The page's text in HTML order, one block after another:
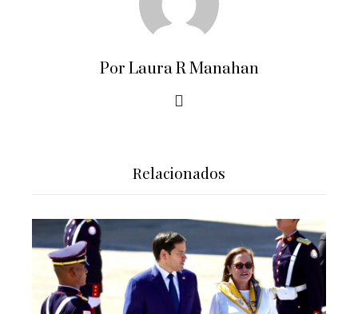
Por Laura R Manahan
Relacionados